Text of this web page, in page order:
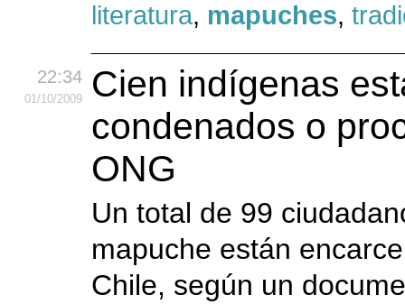
literatura, mapuches,
22:34
01/10/2009
Cien indígenas
condenados o
ONG
Un total de 99
mapuche están
Chile, según un